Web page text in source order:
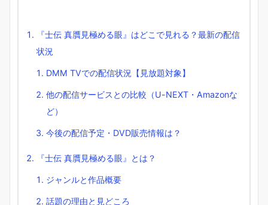
『士伝 真贋見極める眼』はどこで見れる？最新の配信
状況
DMM TVでの配信状況【見放題対象】
他の配信サービスとの比較（U-NEXT・Amazonな
ど）
今後の配信予定・DVD販売情報は？
『士伝 真贋見極める眼』とは？
ジャンルと作品概要
話題の理由と見どころ